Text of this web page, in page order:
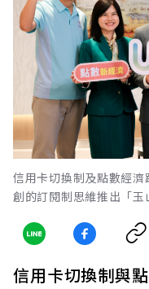
信用卡切換制及點數經
創的訂閱制思維推出「
信用卡切換制與